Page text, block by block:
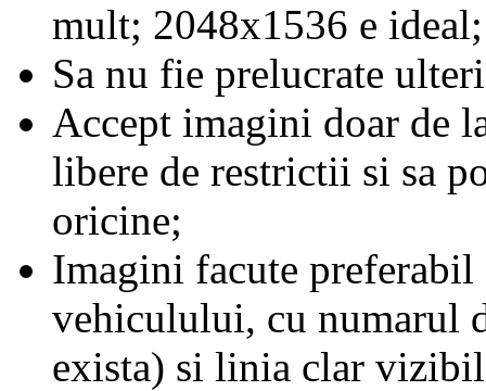
mult; 2048x1536 e ideal;
Sa nu fie prelucrate
Accept imagini doar de
libere de restrictii si sa
oricine;
Imagini facute preferabil
vehiculului, cu numarul
exista) si linia clar